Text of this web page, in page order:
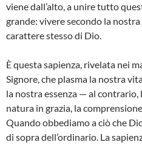
viene dall’alto, a unire tutto
grande: vivere secondo la
carattere stesso di Dio.
È questa sapienza, rivelata nei
Signore, che plasma la nostra
la nostra essenza — al
natura in grazia, la
Quando obbediamo a ciò che
di sopra dell’ordinario. La